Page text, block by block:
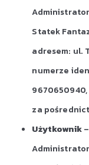
Statek
adresem: ul.
numerze
za
Użytkownik